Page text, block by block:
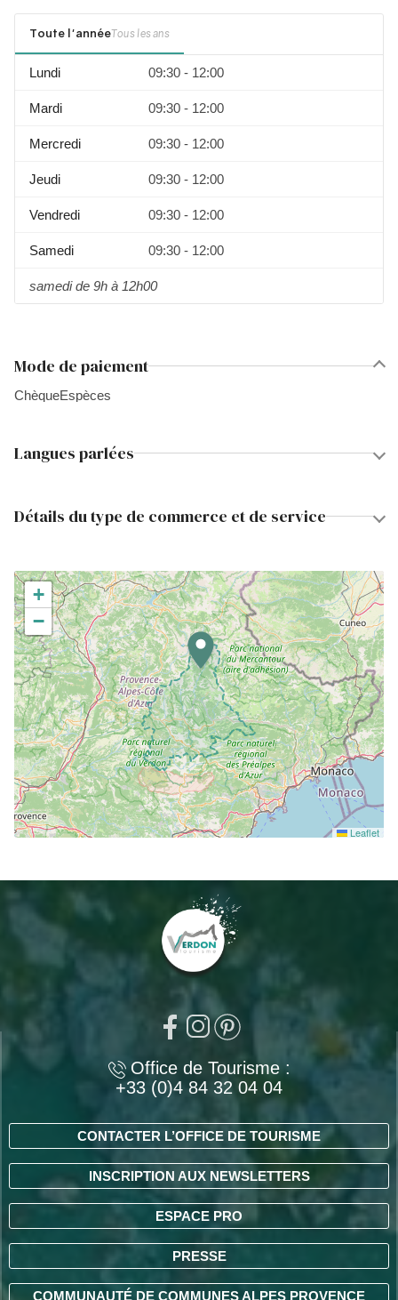
Toute l'annéeTous les ans
Lundi 09:30 - 12:00
Mardi 09:30 - 12:00
Mercredi 09:30 - 12:00
Jeudi 09:30 - 12:00
Vendredi 09:30 - 12:00
Samedi 09:30 - 12:00
samedi de 9h à 12h00
Mode de paiement
ChèqueEspèces
Langues parlées
Détails du type de commerce et de service
+
−
Leaflet
Office de Tourisme :
+33 (0)4 84 32 04 04
CONTACTER L’OFFICE DE TOURISME
INSCRIPTION AUX NEWSLETTERS
ESPACE PRO
PRESSE
COMMUNAUTÉ DE COMMUNES ALPES PROVENCE